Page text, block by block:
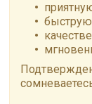
быструю